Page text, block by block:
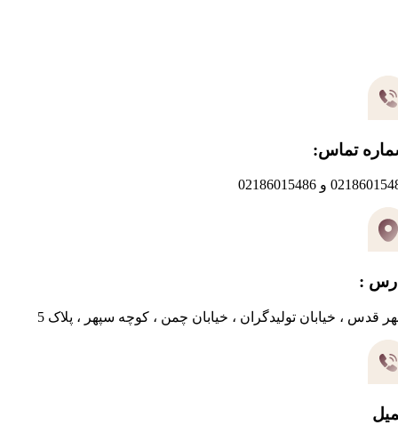
تماس:
و 02186015486
:
قدس ، خیابان تولیدگران ، خیابان چمن ، کوچه سپهر ، پلاک 5